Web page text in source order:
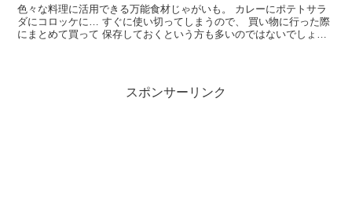
色々な料理に活用できる万能食材じゃがいも。 カレーにポテトサラ
ダにコロッケに… すぐに使い切ってしまうので、 買い物に行った際
にまとめて買って 保存しておくという方も多いのではないでしょう
スポンサーリンク